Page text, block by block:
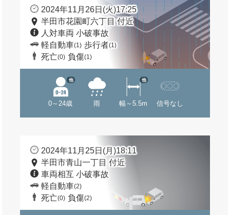
2024年11月26日(火)17:25
半田市花園町六丁目 付近
人対車両 小破事故
軽自動車(1) 歩行者(1)
死亡(0) 負傷(1)
0～24歳
他
雨 幅～5.5m
他
信号なし
2024年11月25日(月)18:11
半田市青山一丁目 付近
車両相互 小破事故
軽自動車(2)
死亡(0) 負傷(2)